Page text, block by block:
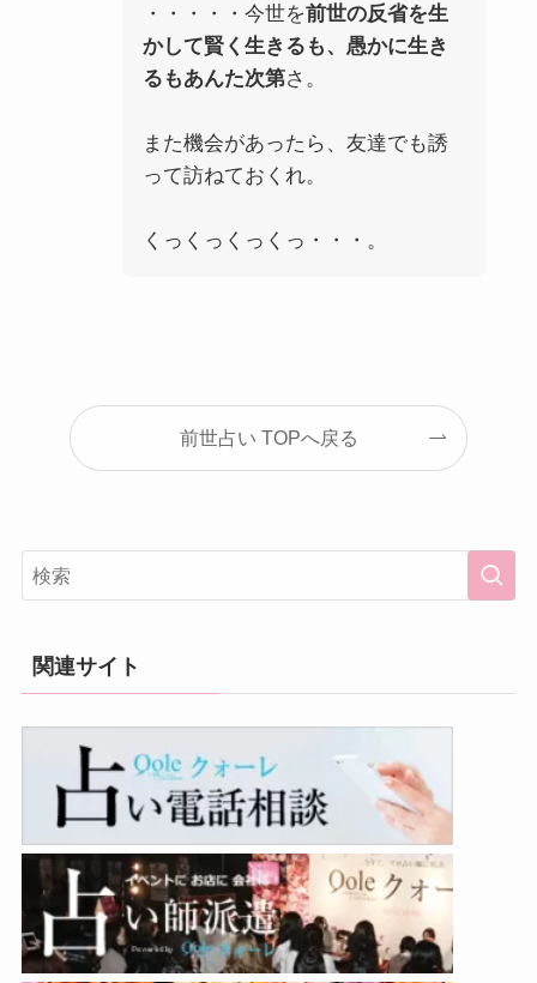
・・・・・今世を前世の反省を生
かして賢く生きるも、愚かに生き
るもあんた次第さ。
また機会があったら、友達でも誘
って訪ねておくれ。
くっくっくっくっ・・・。
前世占い TOPへ戻る
関連サイト